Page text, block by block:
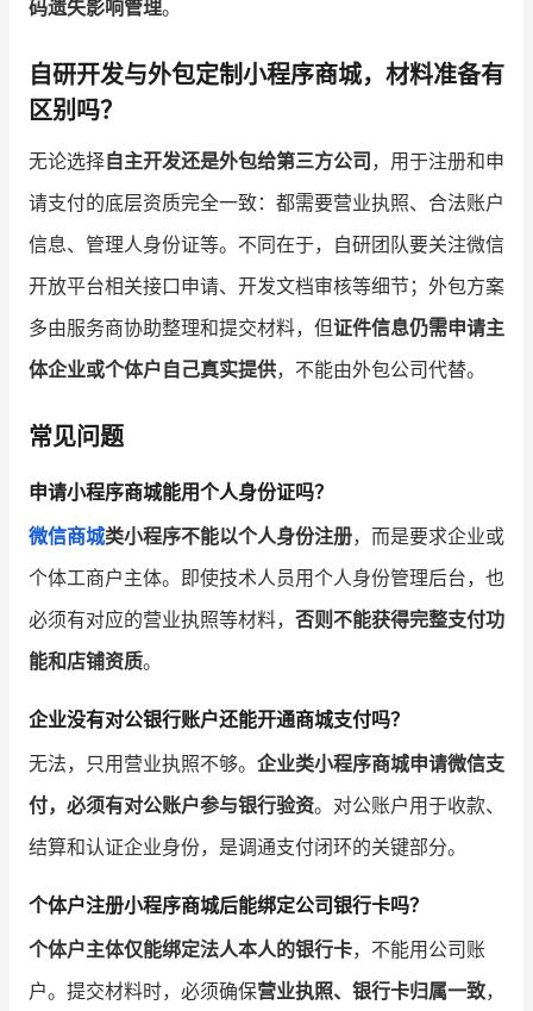
码遗失影响管理。
自研开发与外包定制小程序商城，材料准备有
区别吗？
无论选择自主开发还是外包给第三方公司，用于注册和申
请支付的底层资质完全一致：都需要营业执照、合法账户
信息、管理人身份证等。不同在于，自研团队要关注微信
开放平台相关接口申请、开发文档审核等细节；外包方案
多由服务商协助整理和提交材料，但证件信息仍需申请主
体企业或个体户自己真实提供，不能由外包公司代替。
常见问题
申请小程序商城能用个人身份证吗？
微信商城类小程序不能以个人身份注册，而是要求企业或
个体工商户主体。即使技术人员用个人身份管理后台，也
必须有对应的营业执照等材料， 否则不能获得完整支付功
能和店铺资质。
企业没有对公银行账户还能开通商城支付吗？
无法，只用营业执照不够。 企业类小程序商城申请微信支
付，必须有对公账户参与银行验资。对公账户用于收款、
结算和认证企业身份，是调通支付闭环的关键部分。
个体户注册小程序商城后能绑定公司银行卡吗？
个体户主体仅能绑定法人本人的银行卡，不能用公司账
户。提交材料时，必须确保营业执照、银行卡归属一致，